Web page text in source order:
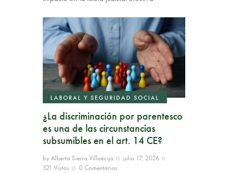
LABORAL Y SEGURIDAD SOCIAL
¿La discriminación por parentesco
es una de las circunstancias
subsumibles en el art. 14 CE?
byAlberto Sierra Villaécija
julio 17, 2026
521 Vistas 0 Comentarios